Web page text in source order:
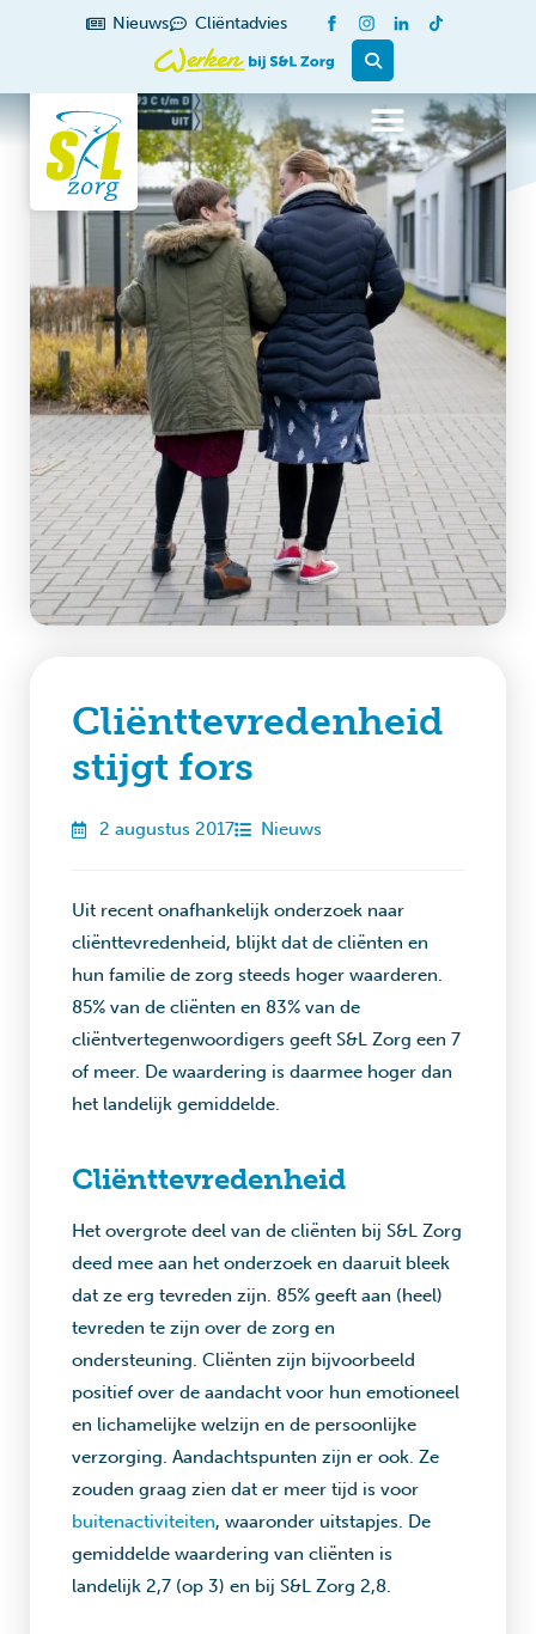
Nieuws Cliëntadvies
Cliënttevredenheid
stijgt fors
2 augustus 2017 Nieuws
Uit recent onafhankelijk onderzoek naar
cliënttevredenheid, blijkt dat de cliënten en
hun familie de zorg steeds hoger waarderen.
85% van de cliënten en 83% van de
cliëntvertegenwoordigers geeft S&L Zorg een 7
of meer. De waardering is daarmee hoger dan
het landelijk gemiddelde.
Cliënttevredenheid
Het overgrote deel van de cliënten bij S&L Zorg
deed mee aan het onderzoek en daaruit bleek
dat ze erg tevreden zijn. 85% geeft aan (heel)
tevreden te zijn over de zorg en
ondersteuning. Cliënten zijn bijvoorbeeld
positief over de aandacht voor hun emotioneel
en lichamelijke welzijn en de persoonlijke
verzorging. Aandachtspunten zijn er ook. Ze
zouden graag zien dat er meer tijd is voor
buitenactiviteiten, waaronder uitstapjes. De
gemiddelde waardering van cliënten is
landelijk 2,7 (op 3) en bij S&L Zorg 2,8.